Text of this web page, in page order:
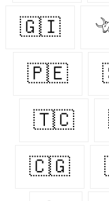
🇬🇮
🇵🇪
🇹🇨
🇨🇬